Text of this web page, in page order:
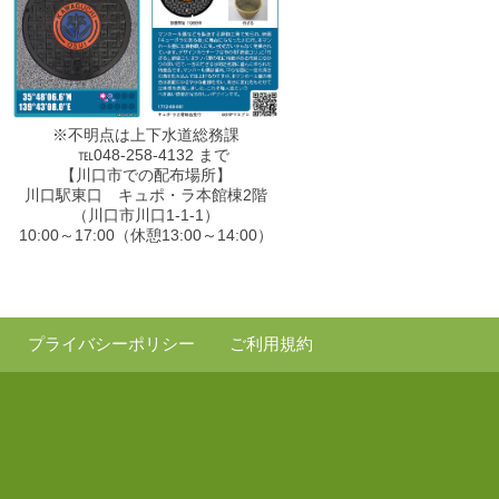
※不明点は上下水道総務課
℡048-258-4132 まで
【川口市での配布場所】
川口駅東口 キュポ・ラ本館棟2階
（川口市川口1-1-1）
10:00～17:00（休憩13:00～14:00）
プライバシーポリシー ご利用規約